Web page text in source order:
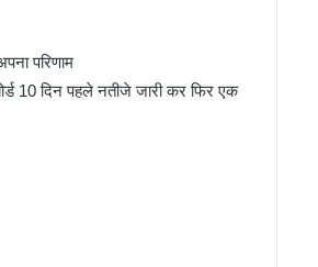
परिणाम
10 दिन पहले नतीजे जारी कर फिर एक